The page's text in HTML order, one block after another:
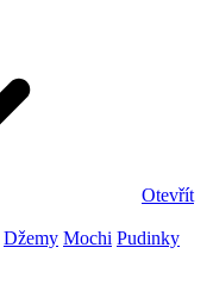
Otevřít
Džemy Mochi Pudinky